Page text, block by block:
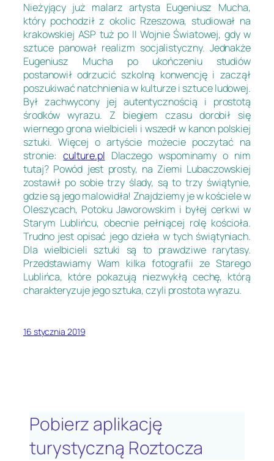
Nieżyjący już malarz artysta Eugeniusz Mucha,
który pochodził z okolic Rzeszowa, studiował na
krakowskiej ASP tuż po II Wojnie Światowej, gdy w
sztuce panował realizm socjalistyczny. Jednakże
Eugeniusz Mucha po ukończeniu studiów
postanowił odrzucić szkolną konwencję i zaczął
poszukiwać natchnienia w kulturze i sztuce ludowej.
Był zachwycony jej autentycznością i prostotą
środków wyrazu. Z biegiem czasu dorobił się
wiernego grona wielbicieli i wszedł w kanon polskiej
sztuki. Więcej o artyście możecie poczytać na
stronie:culture.pl Dlaczego wspominamy o nim
tutaj? Powód jest prosty, na Ziemi Lubaczowskiej
zostawił po sobie trzy ślady, są to trzy świątynie,
gdzie są jego malowidła! Znajdziemy je w kościele w
Oleszycach, Potoku Jaworowskim i byłej cerkwi w
Starym Lublińcu, obecnie pełniącej rolę kościoła.
Trudno jest opisać jego dzieła w tych świątyniach.
Dla wielbicieli sztuki są to prawdziwe rarytasy.
Przedstawiamy Wam kilka fotografii ze Starego
Lublińca, które pokazują niezwykłą cechę, którą
charakteryzuje jego sztuka, czyli prostota wyrazu.
16 stycznia 2019
Pobierz aplikację
turystyczną Roztocza